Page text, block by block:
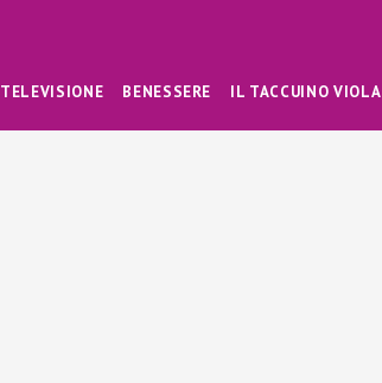
TELEVISIONE BENESSERE IL TACCUINO VIOLA